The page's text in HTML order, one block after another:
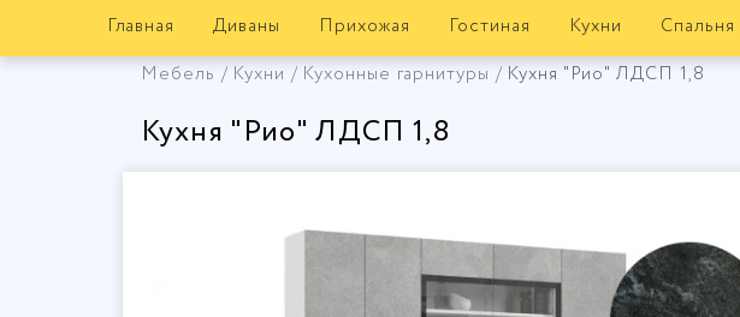
Главная Диваны Прихожая Гостиная Кухни Спальня
Мебель
Кухни Кухонные гарнитуры Кухня "Рио" ЛДСП 1,8
Кухня "Рио" ЛДСП 1,8